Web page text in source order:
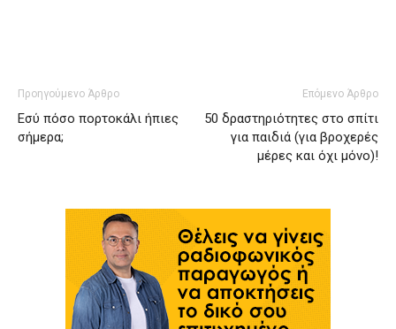
Προηγούμενο Άρθρο
Eσύ πόσο πορτοκάλι ήπιες
σήμερα;
Επόμενο Άρθρο
50 δραστηριότητες στο σπίτι
για παιδιά (για βροχερές
μέρες και όχι μόνο)!